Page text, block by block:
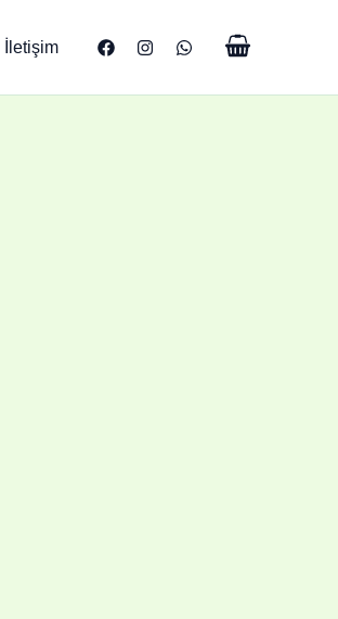
İletişim